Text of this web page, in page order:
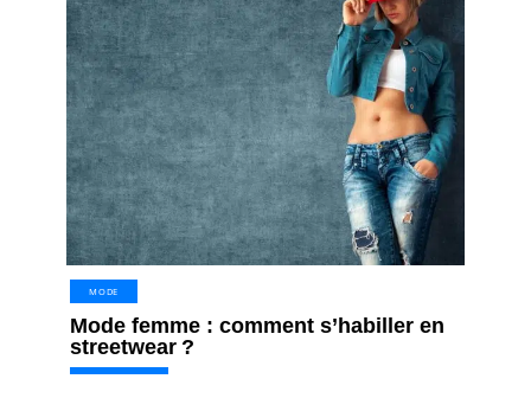
MODE
Mode femme : comment s’habiller en
streetwear ?